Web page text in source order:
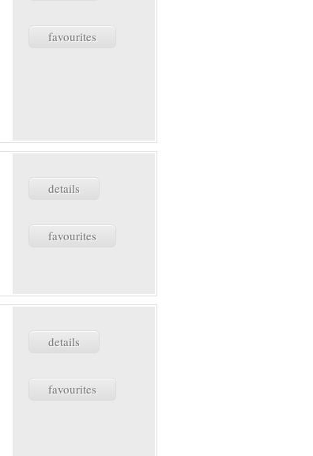
favourites
details
favourites
details
favourites